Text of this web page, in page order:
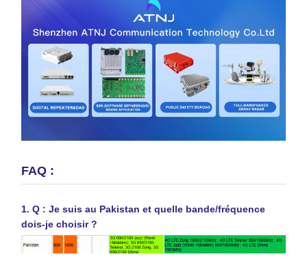
FAQ :
1. Q : Je suis au Pakistan et quelle bande/fréquence
dois-je choisir ?